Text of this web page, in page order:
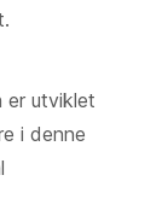
er utviklet
i denne